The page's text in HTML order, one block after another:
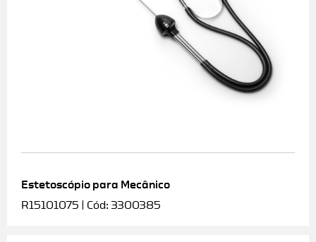
Estetoscópio para Mecânico
R15101075 | Cód: 3300385